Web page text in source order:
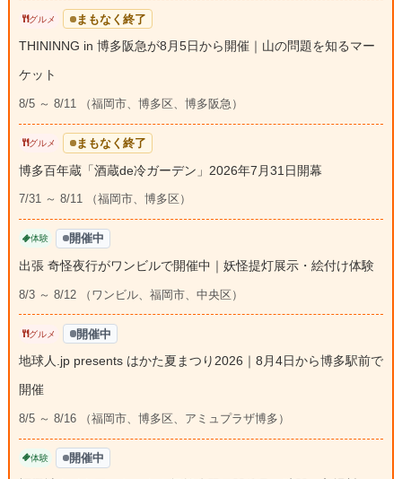
グルメ まもなく終了
THININNG in 博多阪急が8月5日から開催｜山の問題を知るマー
ケット
8/5 ～ 8/11 （福岡市、博多区、博多阪急）
グルメ まもなく終了
博多百年蔵「酒蔵de冷ガーデン」2026年7月31日開幕
7/31 ～ 8/11 （福岡市、博多区）
体験 開催中
出張 奇怪夜行がワンビルで開催中｜妖怪提灯展示・絵付け体験
8/3 ～ 8/12 （ワンビル、福岡市、中央区）
グルメ 開催中
地球人.jp presents はかた夏まつり2026｜8月4日から博多駅前で
開催
8/5 ～ 8/16 （福岡市、博多区、アミュプラザ博多）
体験 開催中